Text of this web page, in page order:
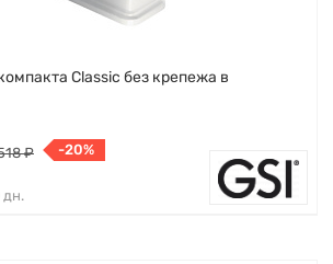
Classic без крепежа в
₽ -20%
дн.